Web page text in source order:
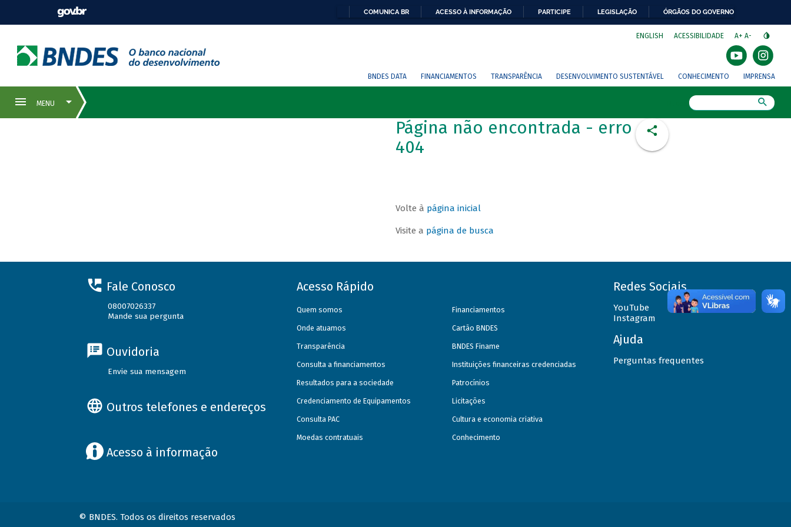
COMUNICA BR ACESSO À INFORMAÇÃO PARTICIPE LEGISLAÇÃO ÓRGÃOS DO GOVERNO
ENGLISH ACESSIBILIDADE A+ A-
BNDES DATA FINANCIAMENTOS TRANSPARÊNCIA DESENVOLVIMENTO SUSTENTÁVEL CONHECIMENTO IMPRENSA
Página não encontrada - erro
404
Volte à página inicial
Visite a página de busca
Fale Conosco
08007026337
Mande sua pergunta
Ouvidoria
Envie sua mensagem
Outros telefones e endereços
Acesso à informação
Acesso Rápido
Quem somos
Onde atuamos
Transparência
Consulta a financiamentos
Resultados para a sociedade
Credenciamento de Equipamentos
Consulta PAC
Moedas contratuais
Financiamentos
Cartão BNDES
BNDES Finame
Instituições financeiras credenciadas
Patrocínios
Licitações
Cultura e economia criativa
Conhecimento
Redes Sociais
YouTube
Instagram
Ajuda
Perguntas frequentes
© BNDES. Todos os direitos reservados